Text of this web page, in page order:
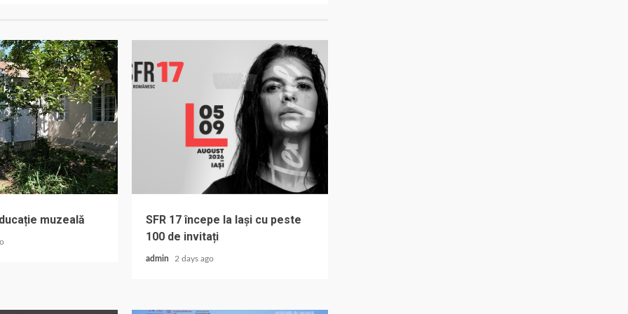
muzeală
SFR 17 începe la Iași cu peste
100 de invitați
admin 2 days ago